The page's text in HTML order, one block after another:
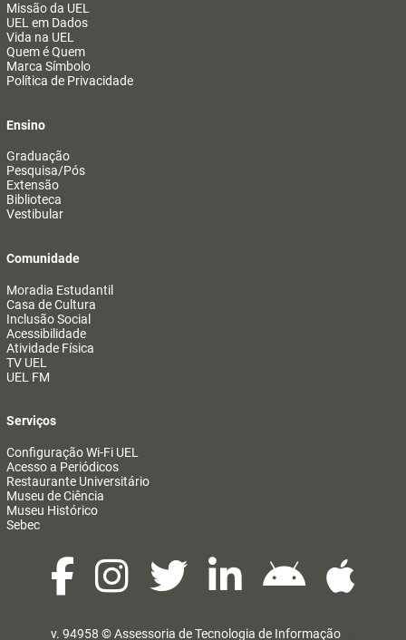
Missão da UEL
UEL em Dados
Vida na UEL
Quem é Quem
Marca Símbolo
Política de Privacidade
Ensino
Graduação
Pesquisa/Pós
Extensão
Biblioteca
Vestibular
Comunidade
Moradia Estudantil
Casa de Cultura
Inclusão Social
Acessibilidade
Atividade Física
TV UEL
UEL FM
Serviços
Configuração Wi-Fi UEL
Acesso a Periódicos
Restaurante Universitário
Museu de Ciência
Museu Histórico
Sebec
v. 94958 ©Assessoria de Tecnologia de Informação